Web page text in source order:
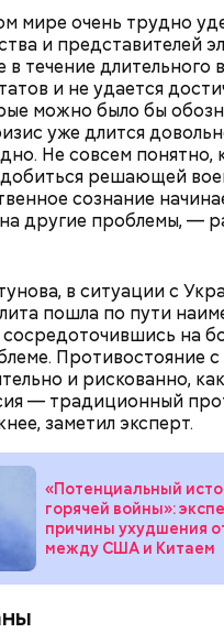
мире очень трудно
и представителей
течение длительного
и не удается
можно было бы
уже длится
Не совсем понятно,
решающей
сознание
другие проблемы, —
в ситуации с
пошла по пути
на
Противостояние
и рискованно,
— традиционный
заметил эксперт.
«Потенциальный
горячей войны»:
причины ухудшения
между США и Китаем
еще далеко не все
пока это больше
заверил, что
риска получить
стрелок часов
проблем вооружения и
субъектов
своими эгоистическими
используя эту теперь
чтобы привлечь
новых не менее
Это классическое
— высказал свое
задуматься об